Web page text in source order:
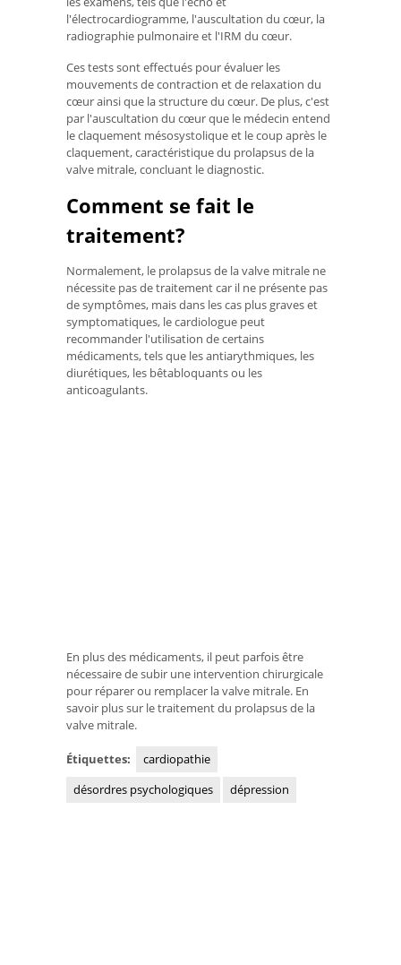
l'électrocardiogramme, l'auscultation du cœur, la
radiographie pulmonaire et l'IRM du cœur.
Ces tests sont effectués pour évaluer les
mouvements de contraction et de relaxation du
cœur ainsi que la structure du cœur. De plus, c'est
par l'auscultation du cœur que le médecin entend
le claquement mésosystolique et le coup après le
claquement, caractéristique du prolapsus de la
valve mitrale, concluant le diagnostic.
Comment se fait le
traitement?
Normalement, le prolapsus de la valve mitrale ne
nécessite pas de traitement car il ne présente pas
de symptômes, mais dans les cas plus graves et
symptomatiques, le cardiologue peut
recommander l'utilisation de certains
médicaments, tels que les antiarythmiques, les
diurétiques, les bêtabloquants ou les
anticoagulants.
En plus des médicaments, il peut parfois être
nécessaire de subir une intervention chirurgicale
pour réparer ou remplacer la valve mitrale. En
savoir plus sur le traitement du prolapsus de la
valve mitrale.
Étiquettes:
cardiopathie
désordres psychologiques
dépression